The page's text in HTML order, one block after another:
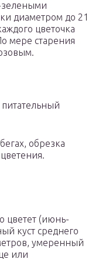
диаметром до 21
цветочка
мере старения
обрезка
цветет (июнь-
куст среднего
умеренный
или